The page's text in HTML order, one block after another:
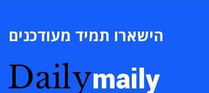
הישארו תמיד מעודכנים
Dailymaily